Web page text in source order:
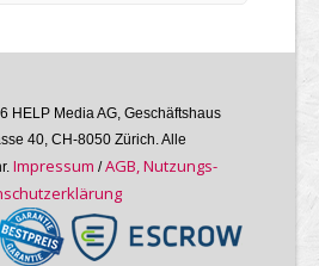
HELP Media AG, Geschäftshaus
40, CH-8050 Zürich. Alle
Im­pres­sum /AGB, Nutzungs­